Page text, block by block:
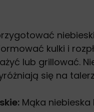
kulki i
lub grillować.
się na
Mąka niebieska